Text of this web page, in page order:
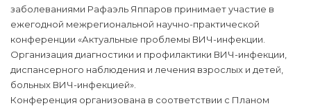
заболеваниями Рафаэль Яппаров принимает участие в
ежегодной межрегиональной научно-практической
конференции «Актуальные проблемы ВИЧ-инфекции.
Организация диагностики и профилактики ВИЧ-инфекции,
диспансерного наблюдения и лечения взрослых и детей,
больных ВИЧ-инфекцией».
Конференция организована в соответствии с Планом